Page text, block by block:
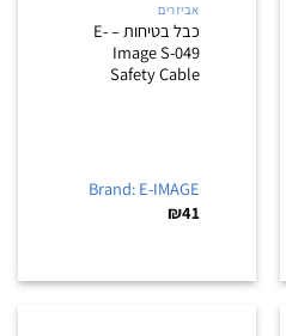
אביזרים
כבל בטיחות – E-
Image S-049
Safety Cable
Brand: E-IMAGE
₪41